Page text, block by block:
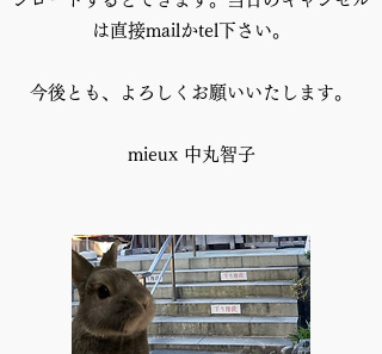
は直接mailかtel下さい。
今後とも、よろしくお願いいたします。
mieux 中丸智子